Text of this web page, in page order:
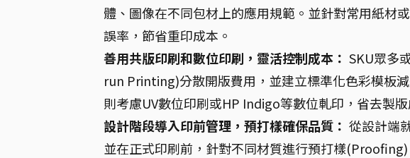
體、圖像在不同包材上的應用規範。並針對常用紙材
誤率，節省重印成本。
善用共版印刷和數位印刷，靈活控制成本： SKU眾多
run Printing)分散開版費用，並建立標準化色彩模板
則考慮UV數位印刷或HP Indigo等數位軋印，省去製
設計階段導入印前管理，預打樣確保品質： 從設計端
並在正式印刷前，針對不同材質進行預打樣